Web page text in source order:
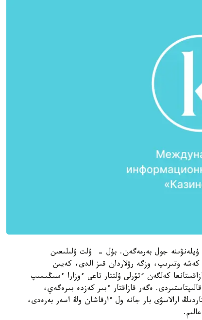
ۇيلەنۋىنە جول بەرمەگەن. بۇل - ۇلت ۇلىلىعىن
وتىرىپ، وزگە رۋلاردان قىز الدى، كەيىن
كەلگەن ءتۇرلى ۇلتتار تاعى ءوزارا ءسىڭىسىپ
ەگەر قازاقتار ءبىر كەزدە بىرەگەي،
ارالاسۋى بار جانە ول ءارقاشان وڭ اسەر بەرەدى،